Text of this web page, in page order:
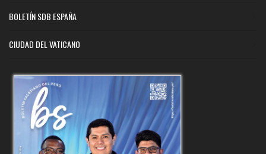
BOLETÍN SDB ESPAÑA
CIUDAD DEL VATICANO